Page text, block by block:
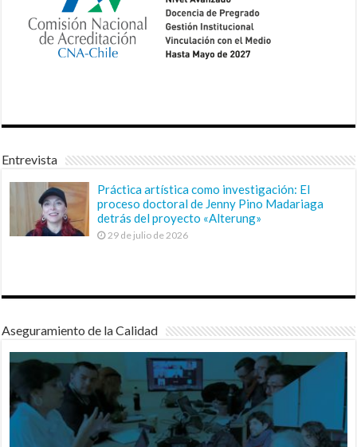
Entrevista
Práctica artística como investigación: El
proceso doctoral de Jenny Pino Madariaga
detrás del proyecto «Alterung»
29 de julio de 2026
Aseguramiento de la Calidad